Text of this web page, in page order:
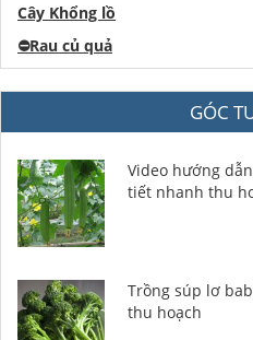
Cây Khổng lồ
⛔️Rau củ quả
GÓC
Video hướng
tiết nhanh thu
Trồng súp lơ
thu hoạch